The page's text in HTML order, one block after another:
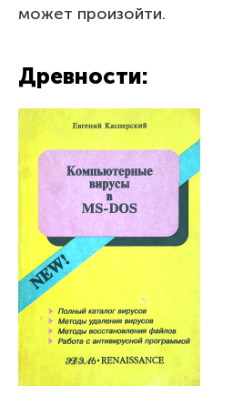
может произойти.
Древности: